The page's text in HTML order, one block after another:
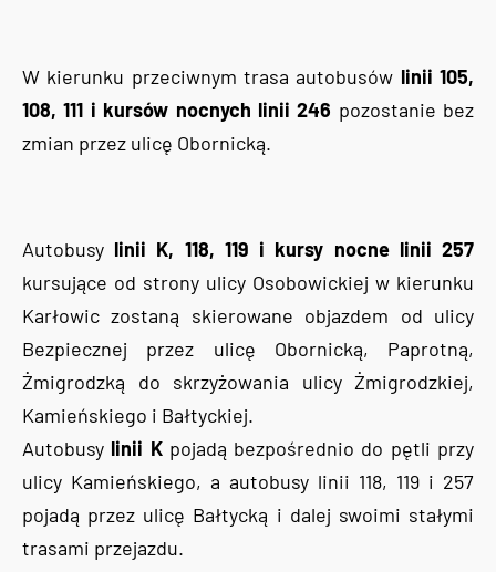
W kierunku przeciwnym trasa autobusów linii 105,
108, 111 i kursów nocnych linii 246 pozostanie bez
zmian przez ulicę Obornicką.
Autobusy linii K, 118, 119 i kursy nocne linii 257
kursujące od strony ulicy Osobowickiej w kierunku
Karłowic zostaną skierowane objazdem od ulicy
Bezpiecznej przez ulicę Obornicką, Paprotną,
Żmigrodzką do skrzyżowania ulicy Żmigrodzkiej,
Kamieńskiego i Bałtyckiej.
Autobusy linii Kpojadą bezpośrednio do pętli przy
ulicy Kamieńskiego, a autobusy linii 118, 119 i 257
pojadą przez ulicę Bałtycką i dalej swoimi stałymi
trasami przejazdu.